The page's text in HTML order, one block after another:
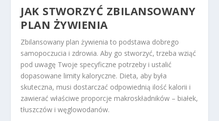
JAK STWORZYĆ ZBILANSOWANY
PLAN ŻYWIENIA
Zbilansowany plan żywienia to podstawa dobrego
samopoczucia i zdrowia. Aby go stworzyć, trzeba wziąć
pod uwagę Twoje specyficzne potrzeby i ustalić
dopasowane limity kaloryczne. Dieta, aby była
skuteczna, musi dostarczać odpowiednią ilość kalorii i
zawierać właściwe proporcje makroskładników – białek,
tłuszczów i węglowodanów.